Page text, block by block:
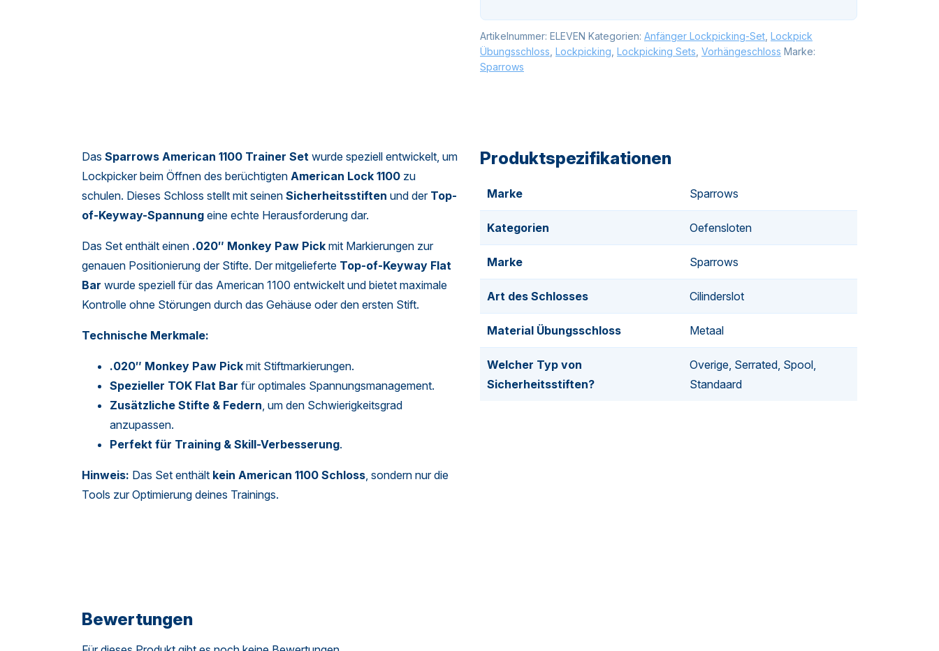
Artikelnummer: ELEVEN Kategorien: Anfänger Lockpicking-Set Lockpick
Übungsschloss Lockpicking Lockpicking Sets Vorhängeschloss Marke:
Sparrows
Das Sparrows American 1100 Trainer Set wurde speziell entwickelt, um
Lockpicker beim Öffnen des berüchtigten American Lock 1100 zu
schulen. Dieses Schloss stellt mit seinen Sicherheitsstiften und der Top-
of-Keyway-Spannung eine echte Herausforderung dar.
Das Set enthält einen .020″ Monkey Paw Pick mit Markierungen zur
genauen Positionierung der Stifte. Der mitgelieferte Top-of-Keyway Flat
Bar wurde speziell für das American 1100 entwickelt und bietet maximale
Kontrolle ohne Störungen durch das Gehäuse oder den ersten Stift.
Technische Merkmale:
.020″ Monkey Paw Pick mit Stiftmarkierungen.
Spezieller TOK Flat Bar für optimales Spannungsmanagement.
Zusätzliche Stifte & Federn, um den Schwierigkeitsgrad
anzupassen.
Perfekt für Training & Skill-Verbesserung.
Hinweis: Das Set enthält kein American 1100 Schloss, sondern nur die
Tools zur Optimierung deines Trainings.
Produktspezifikationen
Marke Sparrows
Kategorien Oefensloten
Marke Sparrows
Art des Schlosses Cilinderslot
Material Übungsschloss Metaal
Welcher Typ von
Sicherheitsstiften?
Overige, Serrated, Spool,
Standaard
Bewertungen